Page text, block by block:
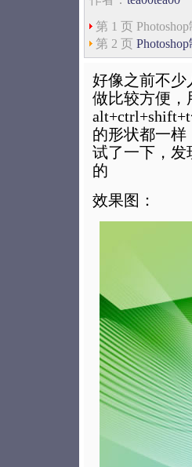
第 1 页
第 2 页
好像之前不少
做比较方便，
的形状都一样
试了一下，发
的
效果图：